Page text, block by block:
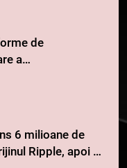
de
a
în 2026
6 milioane de
Ripple, apoi a